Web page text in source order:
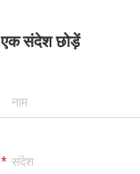
एक संदेश छोड़ें